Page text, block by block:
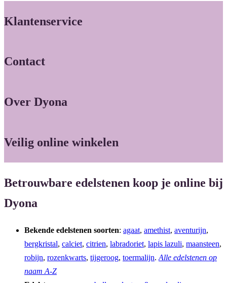
Klantenservice
Contact
Over Dyona
Veilig online winkelen
Betrouwbare edelstenen koop je online bij
Dyona
Bekende edelstenen soorten: agaat, amethist, aventurijn,
bergkristal, calciet, citrien, labradoriet, lapis lazuli, maansteen,
robijn, rozenkwarts, tijgeroog, toermalijn. Alle edelstenen op
naam A-Z